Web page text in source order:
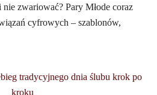
zwariować? Pary Młode coraz
cyfrowych – szablonów,